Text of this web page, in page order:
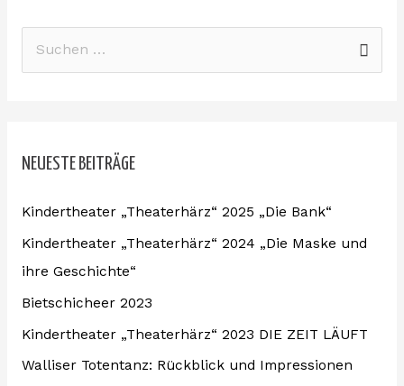
e
n
a
c
h
:
NEUESTE BEITRÄGE
Kindertheater „Theaterhärz“ 2025 „Die Bank“
Kindertheater „Theaterhärz“ 2024 „Die Maske und
ihre Geschichte“
Bietschicheer 2023
Kindertheater „Theaterhärz“ 2023 DIE ZEIT LÄUFT
Walliser Totentanz: Rückblick und Impressionen